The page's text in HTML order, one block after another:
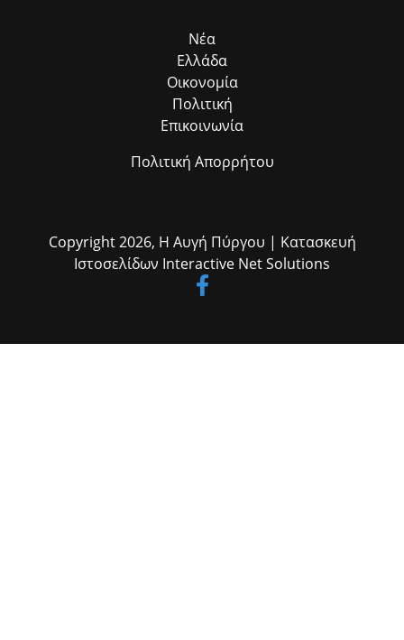
η ομαδική δουλειά φέρνει απτά αποτελέσματα για όλους τους
Νέα
Ελλάδα
Οικονομία
Πολιτική
Επικοινωνία
Πολιτική Απορρήτου
Copyright 2026, Η Αυγή Πύργου | Κατασκευή
Ιστοσελίδων Interactive Net Solutions